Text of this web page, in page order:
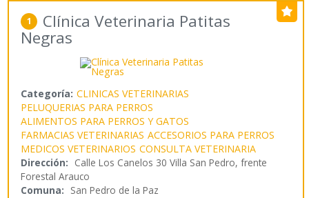
1 Clínica Veterinaria Patitas
Negras
Categoría: CLINICAS VETERINARIAS
PELUQUERIAS PARA PERROS
ALIMENTOS PARA PERROS Y GATOS
FARMACIAS VETERINARIAS ACCESORIOS PARA PERROS
MEDICOS VETERINARIOS CONSULTA VETERINARIA
Dirección: Calle Los Canelos 30 Villa San Pedro, frente
Forestal Arauco
Comuna: San Pedro de la Paz